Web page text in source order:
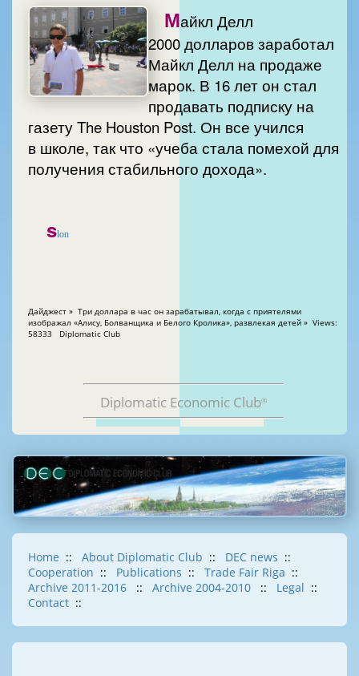
Майкл Делл
2000 долларов заработал
Майкл Делл на продаже
марок. В 16 лет он стал
продавать подписку на
газету The Houston Post. Он все учился
в школе, так что «учеба стала помехой для
получения стабильного дохода».
slon
Дайджест » Три доллара в час он зарабатывал, когда с приятелями
изображал «Алису, Болванщика и Белого Кролика», развлекая детей » Views:
58333 Diplomatic Club
Diplomatic Economic Club®
Home :: About Diplomatic Club :: DEC news ::
Cooperation :: Publications :: Trade Fair Riga ::
Archive 2011-2016
:: Archive 2004-2010 :: Legal ::
Contact ::